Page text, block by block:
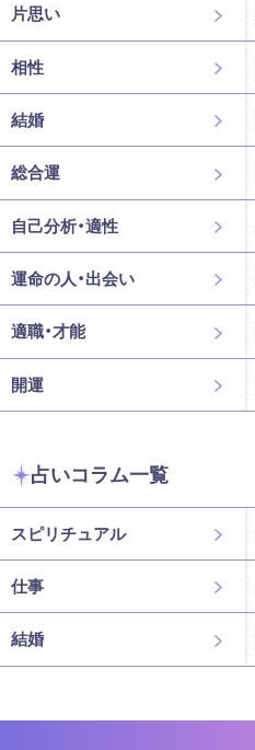
片思い
相性
結婚
総合運
自己分析・適性
運命の人・出会い
適職・才能
開運
占いコラム一覧
スピリチュアル
仕事
結婚